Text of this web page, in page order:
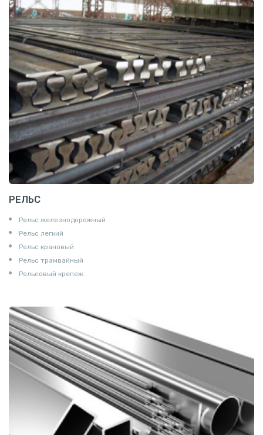
РЕЛЬС
Рельс железнодорожный
Рельс легкий
Рельс крановый
Рельс трамвайный
Рельсовый крепеж